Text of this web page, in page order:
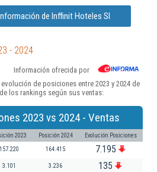
de Inffinit Hoteles Sl
- 2024
Información ofrecida por
de posiciones entre 2023 y 2024 de
los rankings según sus ventas:
2023 vs 2024 - Ventas
2023 Posición 2024 Evolución Posiciones
157.220 164.415 7.195
3.101 3.236 135